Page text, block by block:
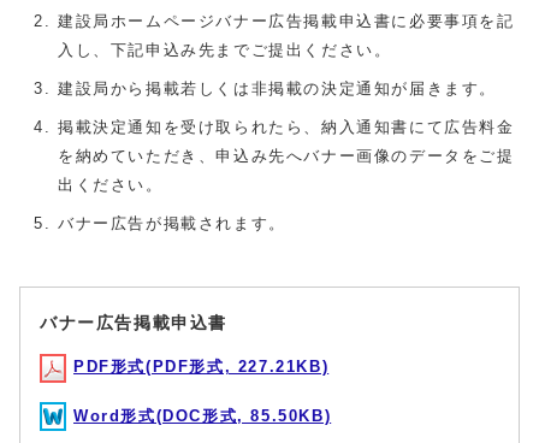
建設局ホームページバナー広告掲載申込書に必要事項を記
入し、下記申込み先までご提出ください。
建設局から掲載若しくは非掲載の決定通知が届きます。
掲載決定通知を受け取られたら、納入通知書にて広告料金
を納めていただき、申込み先へバナー画像のデータをご提
出ください。
バナー広告が掲載されます。
バナー広告掲載申込書
PDF形式(PDF形式, 227.21KB)
Word形式(DOC形式, 85.50KB)